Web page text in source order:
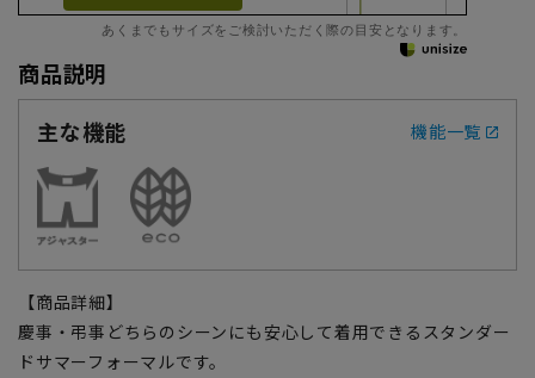
あくまでもサイズをご検討いただく際の目安となります。
商品説明
主な機能
機能一覧
【商品詳細】
慶事・弔事どちらのシーンにも安心して着用できるスタンダー
ドサマーフォーマルです。